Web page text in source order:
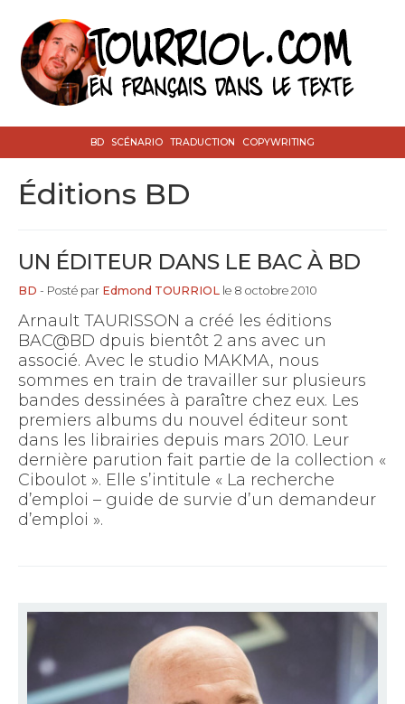
BD SCÉNARIO TRADUCTION COPYWRITING
éditions BD
UN ÉDITEUR DANS LE BAC À BD
BD - Posté par Edmond TOURRIOL le 8 octobre 2010
Arnault TAURISSON a créé les éditions
BAC@BD dpuis bientôt 2 ans avec un
associé. Avec le studio MAKMA, nous
sommes en train de travailler sur plusieurs
bandes dessinées à paraître chez eux. Les
premiers albums du nouvel éditeur sont
dans les librairies depuis mars 2010. Leur
dernière parution fait partie de la collection «
Ciboulot ». Elle s’intitule « La recherche
d’emploi – guide de survie d’un demandeur
d’emploi ».